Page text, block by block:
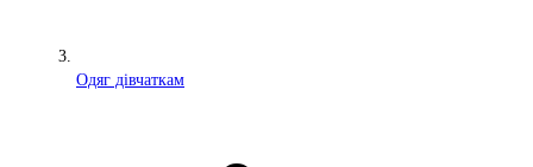
Одяг дівчаткам